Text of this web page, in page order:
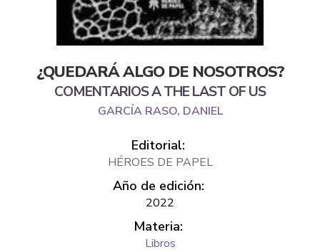
¿QUEDARÁ ALGO DE NOSOTROS?
COMENTARIOS A THE LAST OF US
GARCÍA RASO, DANIEL
Editorial:
HÉROES DE PAPEL
Año de edición:
2022
Materia:
Libros